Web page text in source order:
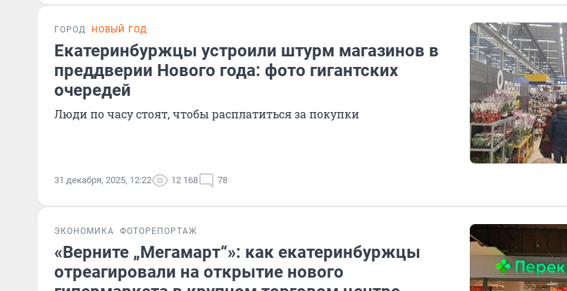
ГОРОД НОВЫЙ ГОД
Екатеринбуржцы устроили штурм магазинов в
преддверии Нового года: фото гигантских
очередей
Люди по часу стоят, чтобы расплатиться за покупки
31 декабря, 2025, 12:22 12 168 78
ЭКОНОМИКА ФОТОРЕПОРТАЖ
«Верните „Мегамарт“»: как екатеринбуржцы
отреагировали на открытие нового